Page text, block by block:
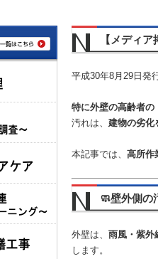
【メディ
平成30年8月29日発
特に外壁の高齢者の
汚れは、 建物の劣化
本記事では、 高所作
🧼壁外側の
外壁は、 雨風・紫外
します。